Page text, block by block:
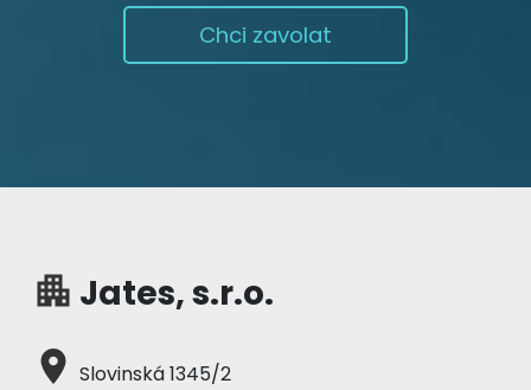
Chci zavolat
apartment Jates, s.r.o.
place Slovinská 1345/2